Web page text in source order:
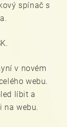
spínač s
v novém
webu.
líbit a
na webu.